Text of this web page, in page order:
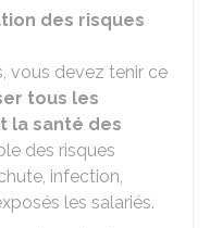
des risques
vous devez tenir ce
tous les
la santé des
des risques
infection,
les salariés.